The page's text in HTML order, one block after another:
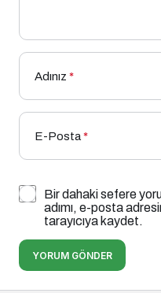
Adınız *
E-Posta*
Bir dahaki sefere
adımı, e-posta
tarayıcıya kaydet.
YORUM GÖNDER